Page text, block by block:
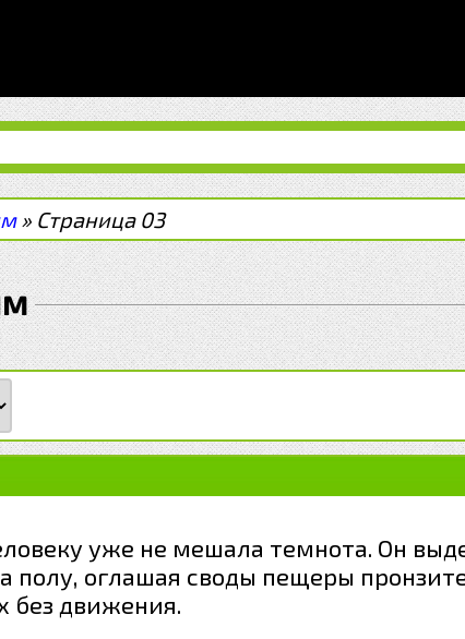
» Страница 03
уже не мешала темнота. Он
полу, оглашая своды пещеры
без движения.